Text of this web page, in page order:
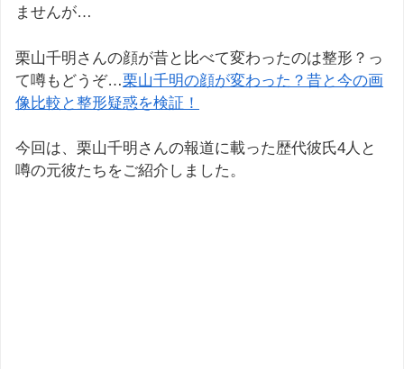
ませんが…
栗山千明さんの顔が昔と比べて変わったのは整形？っ
て噂もどうぞ…栗山千明の顔が変わった？昔と今の画
像比較と整形疑惑を検証！
今回は、栗山千明さんの報道に載った歴代彼氏4人と
噂の元彼たちをご紹介しました。